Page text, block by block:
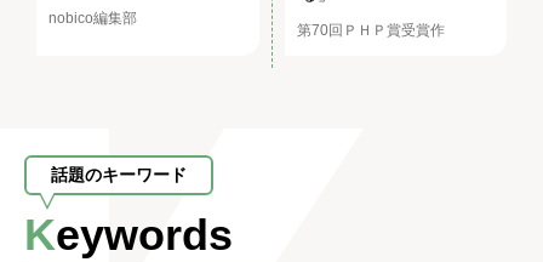
nobico編集部
第70回ＰＨＰ賞受賞作
話題のキーワード
Keywords